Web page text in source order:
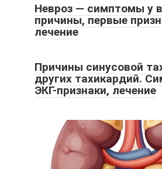
Невроз — симптомы у
причины, первые
лечение
Причины синусовой
других тахикардий.
ЭКГ-признаки, лечение